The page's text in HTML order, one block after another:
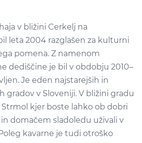
v bližini Cerkelj na
leta 2004 razglašen za kulturni
pomena. Z namenom
dediščine je bil v obdobju 2010–
Je eden najstarejših in
gradov v Sloveniji. V bližini gradu
Strmol kjer boste lahko ob dobri
domačem sladoledu uživali v
kavarne je tudi otroško